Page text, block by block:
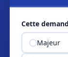
Cette
Majeur